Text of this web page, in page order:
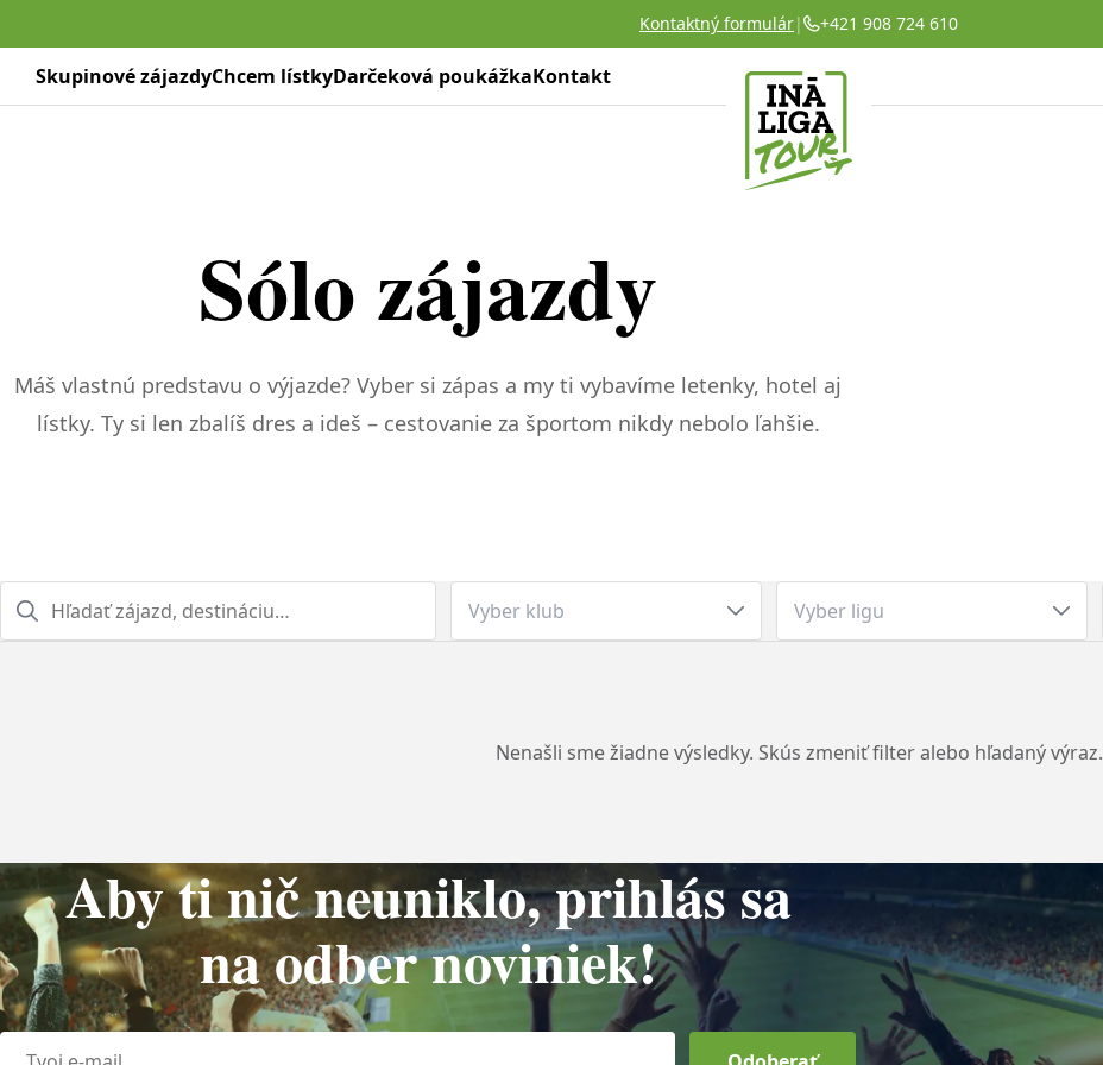
Kontaktný formulár| +421 908 724 610
Skupinové zájazdyChcem lístkyDarčeková poukážkaKontakt
Sólo zájazdy
Máš vlastnú predstavu o výjazde? Vyber si zápas a my ti vybavíme letenky, hotel aj
lístky. Ty si len zbalíš dres a ideš – cestovanie za športom nikdy nebolo ľahšie.
Vyber klub Vyber ligu
Nenašli sme žiadne výsledky. Skús zmeniť filter alebo hľadaný výraz.
Aby ti nič neuniklo, prihlás sa
na odber noviniek!